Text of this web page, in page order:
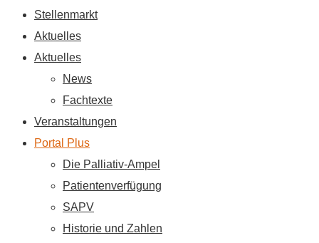
Stellenmarkt
Aktuelles
Aktuelles
News
Fachtexte
Veranstaltungen
Portal Plus
Die Palliativ-Ampel
Patientenverfügung
SAPV
Historie und Zahlen